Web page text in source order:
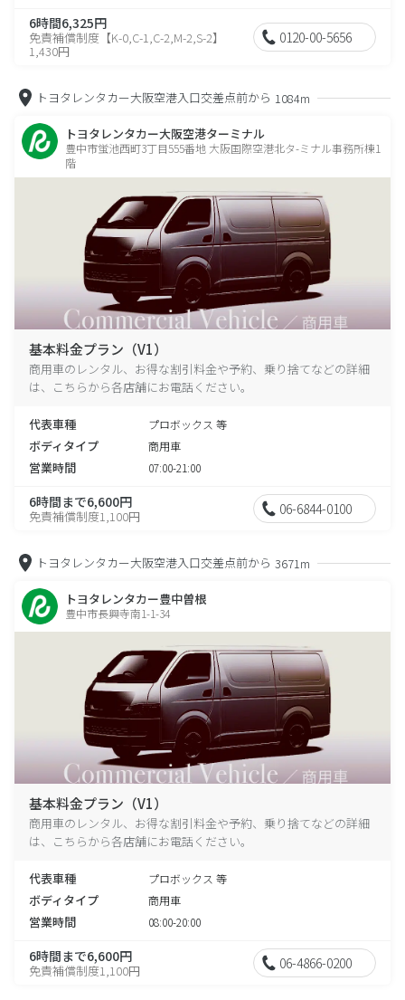
6時間6,325円
免責補償制度【K-0,C-1,C-2,M-2,S-2】
1,430円
0120-00-5656
トヨタレンタカー大阪空港入口交差点前から 1084m
トヨタレンタカー大阪空港ターミナル
豊中市蛍池西町3丁目555番地 大阪国際空港北タ-ミナル事務所棟1
階
基本料金プラン（V1）
商用車のレンタル、お得な割引料金や予約、乗り捨てなどの詳細
は、こちらから各店舗にお電話ください。
代表車種 プロボックス 等
ボディタイプ 商用車
営業時間 07:00-21:00
6時間まで6,600円
免責補償制度1,100円 06-6844-0100
トヨタレンタカー大阪空港入口交差点前から 3671m
トヨタレンタカー豊中曽根
豊中市長興寺南1-1-34
基本料金プラン（V1）
商用車のレンタル、お得な割引料金や予約、乗り捨てなどの詳細
は、こちらから各店舗にお電話ください。
代表車種 プロボックス 等
ボディタイプ 商用車
営業時間 08:00-20:00
6時間まで6,600円
免責補償制度1,100円 06-4866-0200